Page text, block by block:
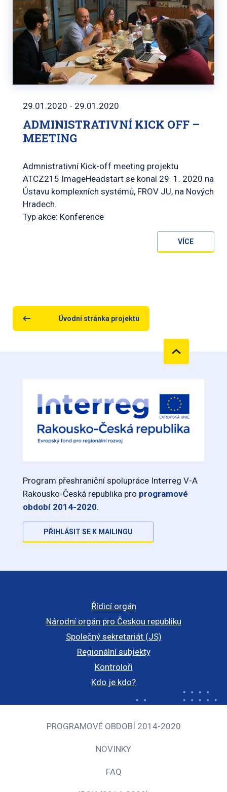
29.01.2020 - 29.01.2020
ADMINISTRATIVNÍ KICK OFF –
MEETING
Admnistrativní Kick-off meeting projektu
ATCZ215 ImageHeadstart se konal 29. 1. 2020 na
Ústavu komplexních systémů, FROV JU, na Nových
Hradech.
Typ akce: Konference
VÍCE
Úvodní stránka projektu
Program přeshraniční spolupráce Interreg V-A
Rakousko-Česká republika pro programové
období 2014-2020.
PŘIHLÁSIT SE K MAILINGU
Řídicí orgán
Národní orgán pro Českou republiku
Společný sekretariát (JS)
Regionální subjekty
Kontroloři
Kdo je kdo?
PROGRAMOVÉ OBDOBÍ 2014-2020
NOVINKY
FAQ